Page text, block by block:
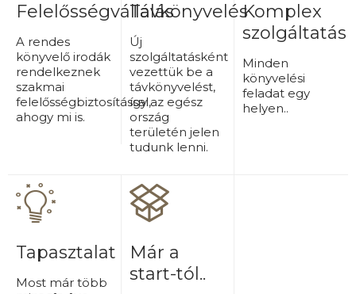
Felelősségvállalás
A rendes
könyvelő irodák
rendelkeznek
szakmai
felelősségbiztosítással,
ahogy mi is.
Távkönyvelés
Új
szolgáltatásként
vezettük be a
távkönyvelést,
így az egész
ország
területén jelen
tudunk lenni.
Komplex
szolgáltatás
Minden
könyvelési
feladat egy
helyen..
Tapasztalat
Most már több
Már a
start-tól..